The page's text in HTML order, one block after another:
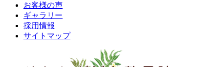
お客様の声
ギャラリー
採用情報
サイトマップ